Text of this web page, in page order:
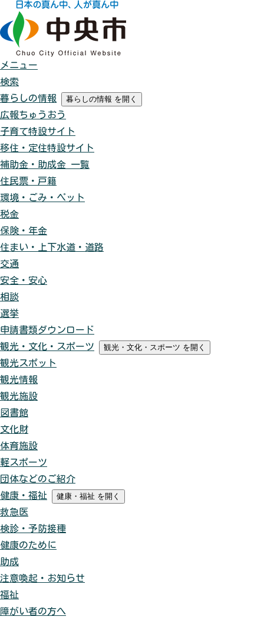
メニュー
検索
暮らしの情報
暮らしの情報 を開く
広報ちゅうおう
子育て特設サイト
移住・定住特設サイト
補助金・助成金 一覧
住民票・戸籍
環境・ごみ・ペット
税金
保険・年金
住まい・上下水道・道路
交通
安全・安心
相談
選挙
申請書類ダウンロード
観光・文化・スポーツ
観光・文化・スポーツ を開く
観光スポット
観光情報
観光施設
図書館
文化財
体育施設
軽スポーツ
団体などのご紹介
健康・福祉
健康・福祉 を開く
救急医
検診・予防接種
健康のために
助成
注意喚起・お知らせ
福祉
障がい者の方へ